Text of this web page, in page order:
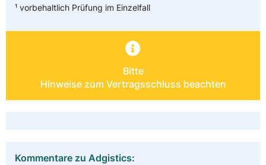
¹ vorbehaltlich Prüfung im Einzelfall
Bitte
Hinweise zum Vertragsschluss beachten
Kommentare zu Adgistics: